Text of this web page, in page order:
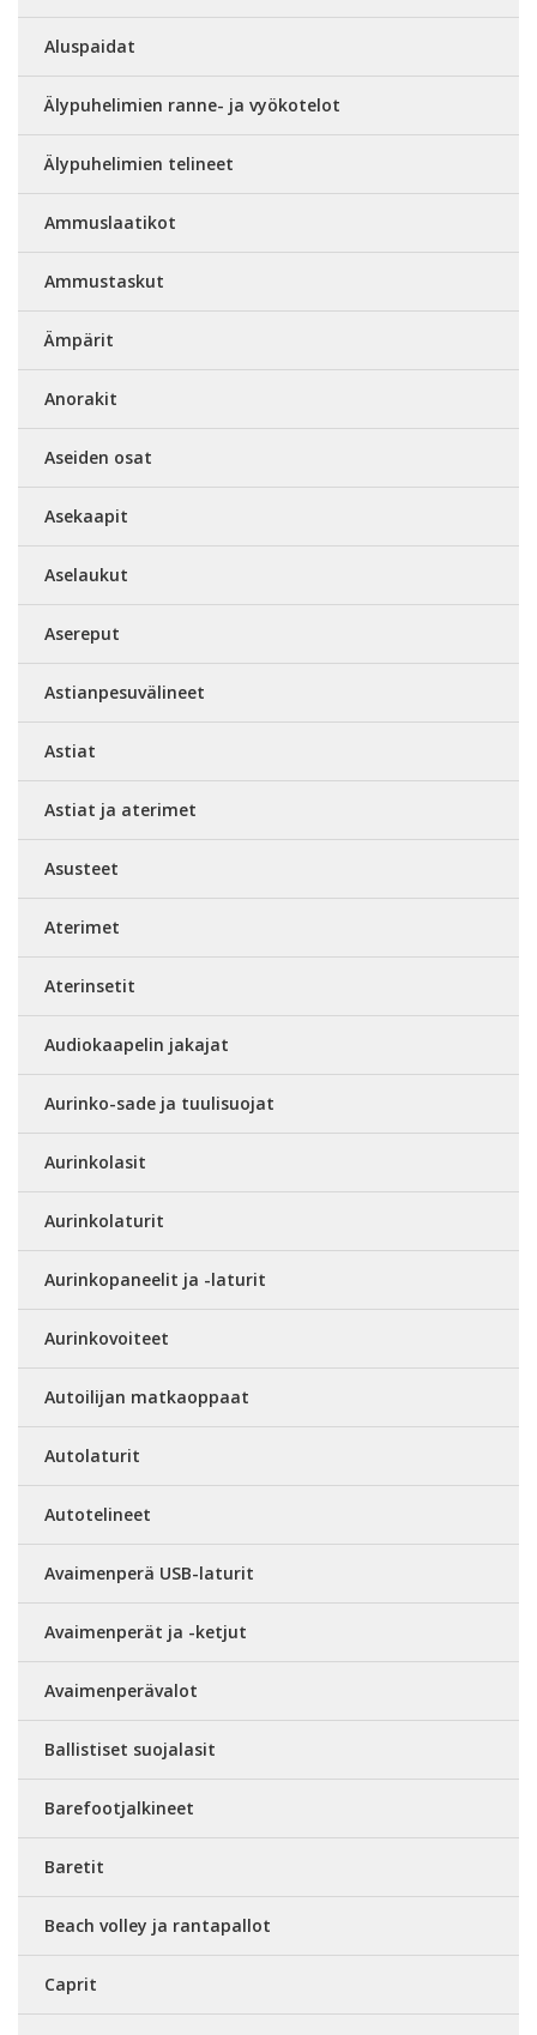
Aluspaidat
Älypuhelimien ranne- ja vyökotelot
Älypuhelimien telineet
Ammuslaatikot
Ammustaskut
Ämpärit
Anorakit
Aseiden osat
Asekaapit
Aselaukut
Asereput
Astianpesuvälineet
Astiat
Astiat ja aterimet
Asusteet
Aterimet
Aterinsetit
Audiokaapelin jakajat
Aurinko-sade ja tuulisuojat
Aurinkolasit
Aurinkolaturit
Aurinkopaneelit ja -laturit
Aurinkovoiteet
Autoilijan matkaoppaat
Autolaturit
Autotelineet
Avaimenperä USB-laturit
Avaimenperät ja -ketjut
Avaimenperävalot
Ballistiset suojalasit
Barefootjalkineet
Baretit
Beach volley ja rantapallot
Caprit